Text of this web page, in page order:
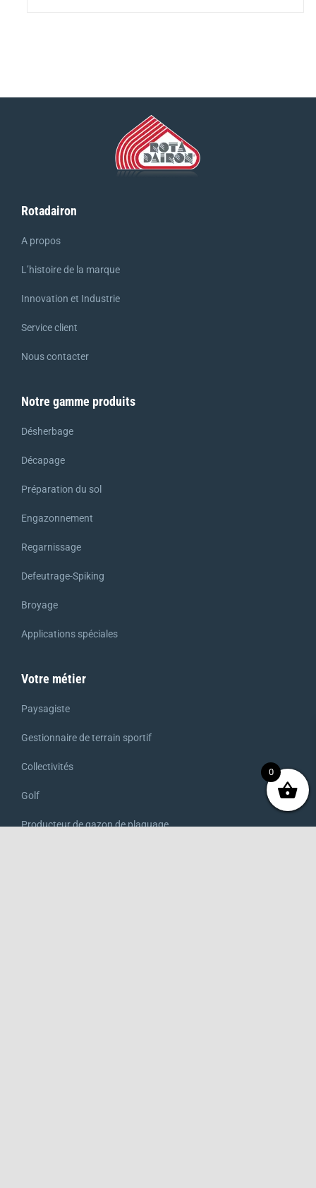
Rotadairon
A propos
L’histoire de la marque
Innovation et Industrie
Service client
Nous contacter
Notre gamme produits
Désherbage
Décapage
Préparation du sol
Engazonnement
Regarnissage
Defeutrage-Spiking
Broyage
Applications spéciales
Votre métier
Paysagiste
Gestionnaire de terrain sportif
Collectivités
Golf
Producteur de gazon de plaquage
0